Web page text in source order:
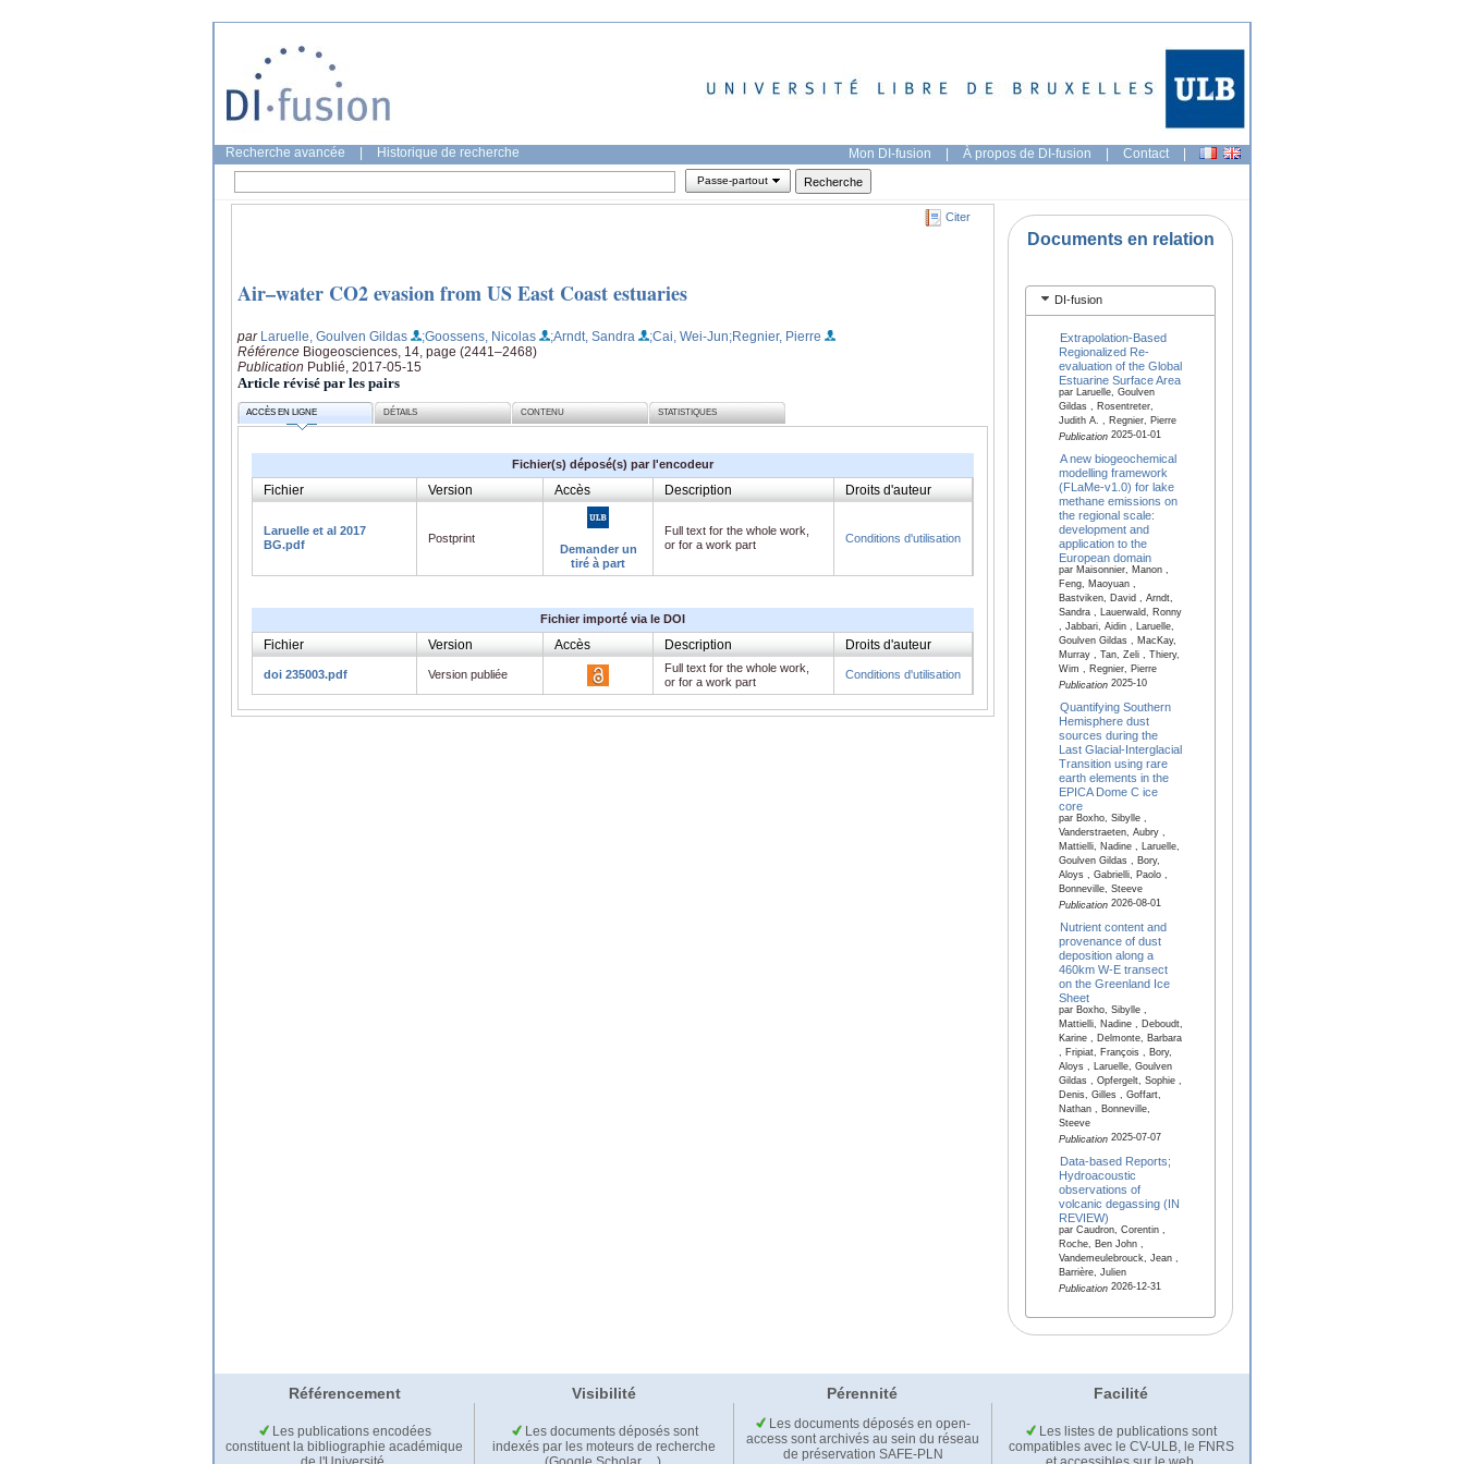
Recherche avancée Historique de recherche Mon DI-fusion | À propos de DI-fusion | Contact |
Passe-partout
Citer
Air–water CO2 evasion from US East Coast estuaries
par Laruelle, Goulven Gildas ;Goossens, Nicolas ;Arndt, Sandra ;Cai, Wei-Jun;Regnier, Pierre
Référence Biogeosciences, 14, page (2441–2468)
Publication Publié, 2017-05-15
Article révisé par les pairs
ACCÈS EN LIGNE DÉTAILS CONTENU STATISTIQUES
Fichier(s) déposé(s) par l'encodeur
Fichier Version Accès Description Droits d'auteur
Laruelle et al 2017
BG.pdf
Postprint
Demander un
tiré à part
Full text for the whole work,
or for a work part
Conditions d'utilisation
Fichier importé via le DOI
Fichier Version Accès Description Droits d'auteur
doi 235003.pdf Version publiée
Full text for the whole work,
or for a work part
Conditions d'utilisation
Documents en relation
DI-fusion
Extrapolation-Based
Regionalized Re-
evaluation of the Global
Estuarine Surface Area
par Laruelle, Goulven
Gildas , Rosentreter,
Judith A. , Regnier, Pierre
Publication2025-01-01
A new biogeochemical
modelling framework
(FLaMe-v1.0) for lake
methane emissions on
the regional scale:
development and
application to the
European domain
par Maisonnier, Manon ,
Feng, Maoyuan ,
Bastviken, David , Arndt,
Sandra , Lauerwald, Ronny
, Jabbari, Aidin , Laruelle,
Goulven Gildas , MacKay,
Murray , Tan, Zeli , Thiery,
Wim , Regnier, Pierre
Publication2025-10
Quantifying Southern
Hemisphere dust
sources during the
Last Glacial-Interglacial
Transition using rare
earth elements in the
EPICA Dome C ice
core
par Boxho, Sibylle ,
Vanderstraeten, Aubry ,
Mattielli, Nadine , Laruelle,
Goulven Gildas , Bory,
Aloys , Gabrielli, Paolo ,
Bonneville, Steeve
Publication2026-08-01
Nutrient content and
provenance of dust
deposition along a
460km W-E transect
on the Greenland Ice
Sheet
par Boxho, Sibylle ,
Mattielli, Nadine , Deboudt,
Karine , Delmonte, Barbara
, Fripiat, François , Bory,
Aloys , Laruelle, Goulven
Gildas , Opfergelt, Sophie ,
Denis, Gilles , Goffart,
Nathan , Bonneville,
Steeve
Publication2025-07-07
Data-based Reports;
Hydroacoustic
observations of
volcanic degassing (IN
REVIEW)
par Caudron, Corentin ,
Roche, Ben John ,
Vandemeulebrouck, Jean ,
Barrière, Julien
Publication2026-12-31
Référencement Visibilité Pérennité Facilité
Les publications encodées
constituent la bibliographie académique
Les documents déposés sont
indexés par les moteurs de recherche
Les documents déposés en open-
access sont archivés au sein du réseau
de préservation SAFE-PLN
Les listes de publications sont
compatibles avec le CV-ULB, le FNRS